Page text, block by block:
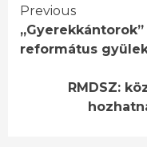
Continue
Reading
Previous
református
RMDSZ: